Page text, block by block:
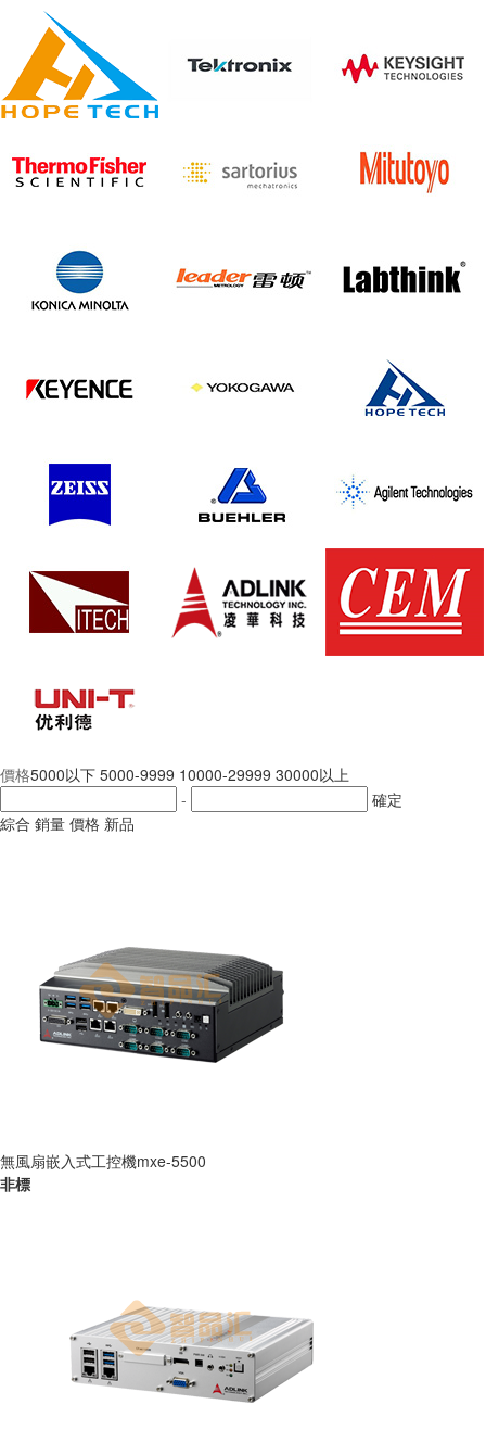
價格5000以下 5000-9999 10000-29999 30000以上
-
確定
綜合 銷量 價格 新品
無風扇嵌入式工控機mxe-5500
非標